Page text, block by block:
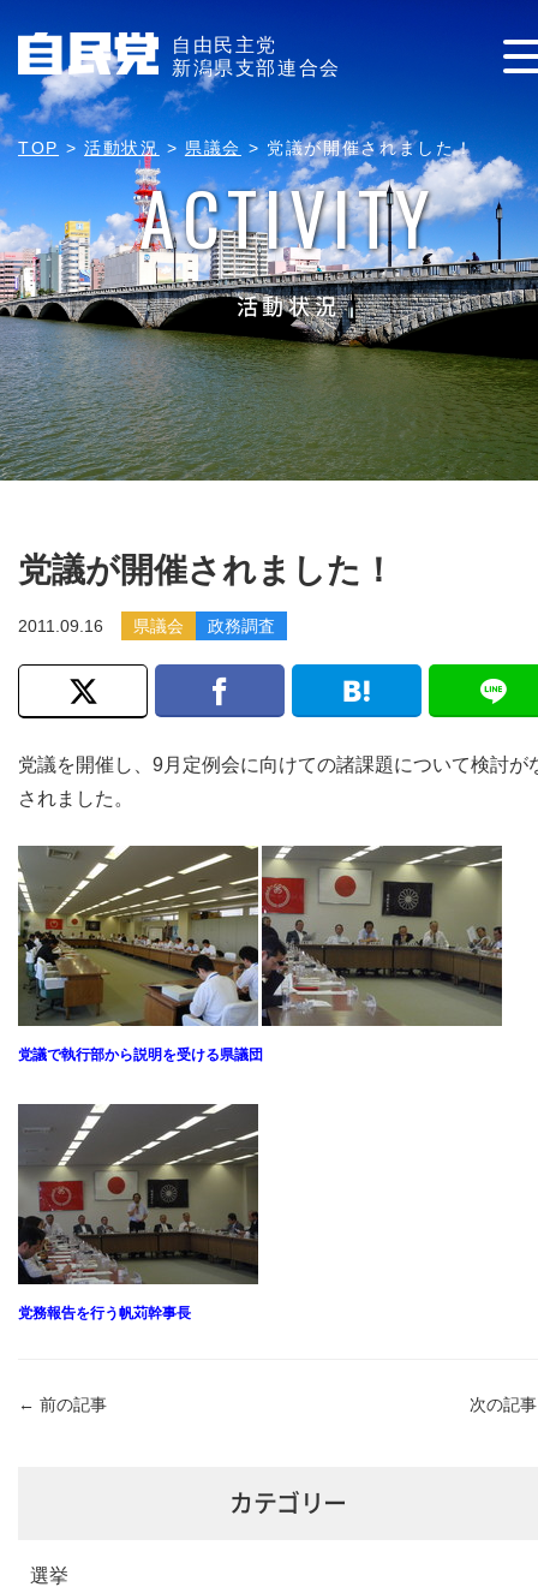
自由民主党
新潟県支部連合会
TOP >活動状況 > 県議会 >党議が開催されました！
ACTIVITY
活動状況
党議が開催されました！
2011.09.16 県議会 政務調査
党議を開催し、9月定例会に向けての諸課題について検討が
されました。
党議で執行部から説明を受ける県議団
党務報告を行う帆苅幹事長
← 前の記事 次の記
カテゴリー
選挙